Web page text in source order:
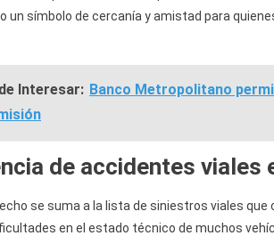
un símbolo de cercanía y amistad para
Interesar: Banco Metropolitano
de accidentes viales
se suma a la lista de siniestros viales
en el estado técnico de muchos